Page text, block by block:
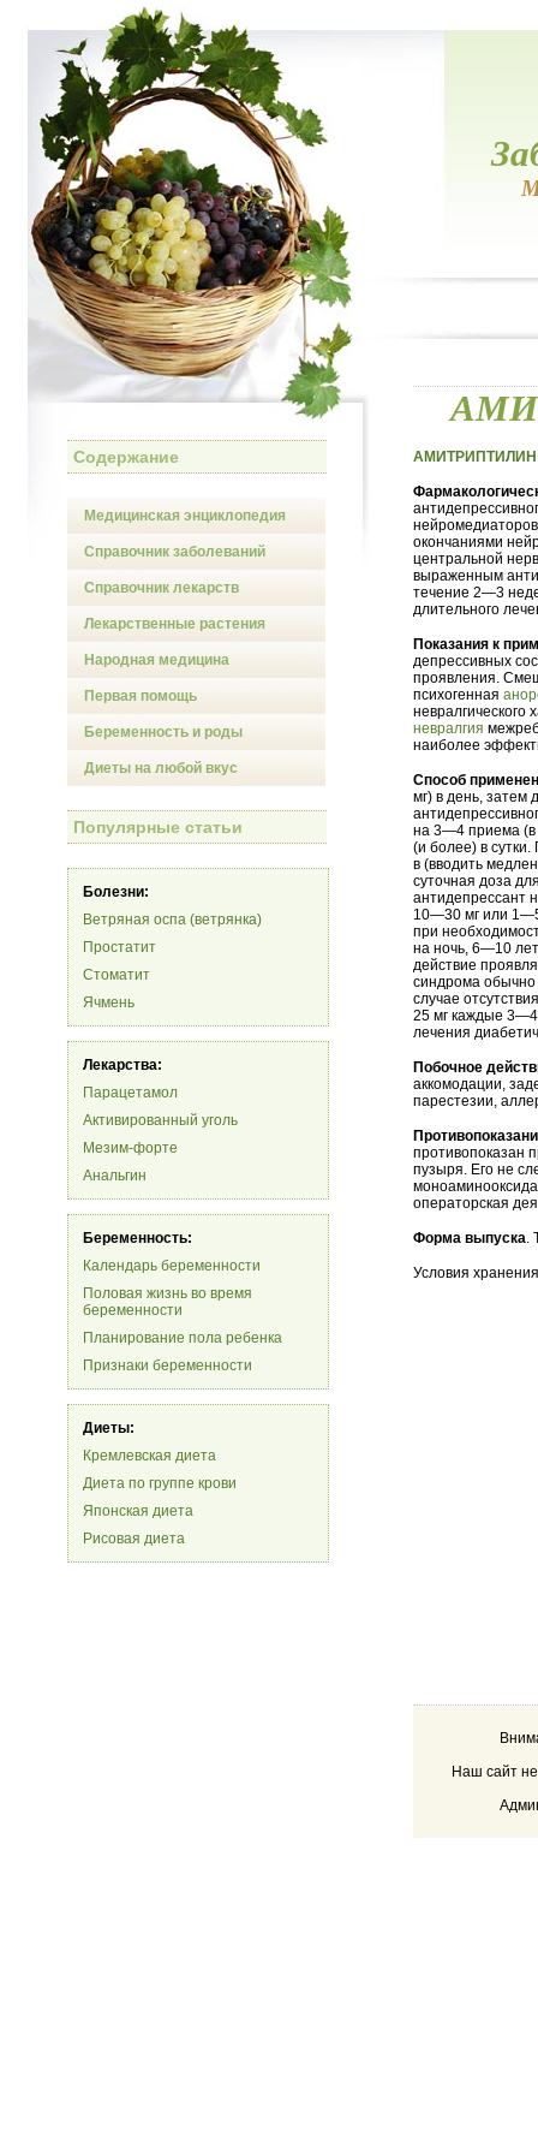
Содержание
Медицинская энциклопедия
Справочник заболеваний
Справочник лекарств
Лекарственные растения
Народная медицина
Первая помощь
Беременность и роды
Диеты на любой вкус
Популярные статьи
Болезни:
Ветряная оспа (ветрянка)
Простатит
Стоматит
Ячмень
Лекарства:
Парацетамол
Активированный уголь
Мезим-форте
Анальгин
Беременность:
Календарь беременности
Половая жизнь во время
беременности
Планирование пола ребенка
Признаки беременности
Диеты:
Кремлевская диета
Диета по группе крови
Японская диета
Рисовая диета
АМИТРИПТИЛИН
окончаниями
центральной
выраженным
течение 2—3
длительного
Показания к
депрессивных
проявления.
психогенная
невралгического
невралгия
наиболее
Способ
мг) в день, затем
на 3—4 приема (в
(и более) в
в (вводить
суточная доза
антидепрессант
10—30 мг или 1—5
при
на ночь, 6—10
действие
синдрома
случае
25 мг каждые
лечения
Побочное
аккомодации,
парестезии,
противопоказан
пузыря. Его не
операторская
Форма выпуска.
Условия
Наш сайт